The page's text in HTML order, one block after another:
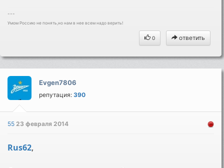
---
Умом Россию не понять,но нам в нее всем надо верить!
0 ответить
Evgen7806
репутация:390
5523 февраля 2014
Rus62,